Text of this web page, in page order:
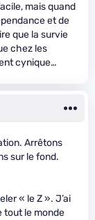
mais quand
et de
que la survie
chez les
cynique…
Arrêtons
sur le fond.
« le Z ». J’ai
tout le monde